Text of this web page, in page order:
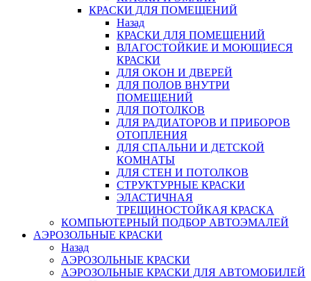
КРАСКИ ДЛЯ ПОМЕЩЕНИЙ
Назад
КРАСКИ ДЛЯ ПОМЕЩЕНИЙ
ВЛАГОСТОЙКИЕ И МОЮЩИЕСЯ
КРАСКИ
ДЛЯ ОКОН И ДВЕРЕЙ
ДЛЯ ПОЛОВ ВНУТРИ
ПОМЕЩЕНИЙ
ДЛЯ ПОТОЛКОВ
ДЛЯ РАДИАТОРОВ И ПРИБОРОВ
ОТОПЛЕНИЯ
ДЛЯ СПАЛЬНИ И ДЕТСКОЙ
КОМНАТЫ
ДЛЯ СТЕН И ПОТОЛКОВ
СТРУКТУРНЫЕ КРАСКИ
ЭЛАСТИЧНАЯ
ТРЕЩИНОСТОЙКАЯ КРАСКА
КОМПЬЮТЕРНЫЙ ПОДБОР АВТОЭМАЛЕЙ
AЭРОЗОЛЬНЫЕ КРАСКИ
Назад
AЭРОЗОЛЬНЫЕ КРАСКИ
АЭРОЗОЛЬНЫЕ КРАСКИ ДЛЯ АВТОМОБИЛЕЙ